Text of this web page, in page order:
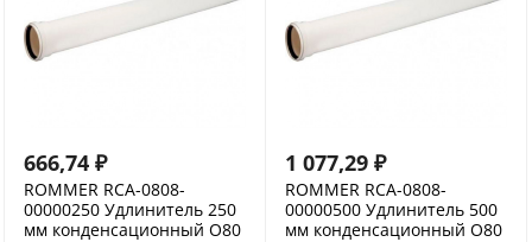
666,74 ₽
ROMMER RCA-0808-
00000250 Удлинитель 250
мм конденсационный O80
1 077,29 ₽
ROMMER RCA-0808-
00000500 Удлинитель 500
мм конденсационный O80